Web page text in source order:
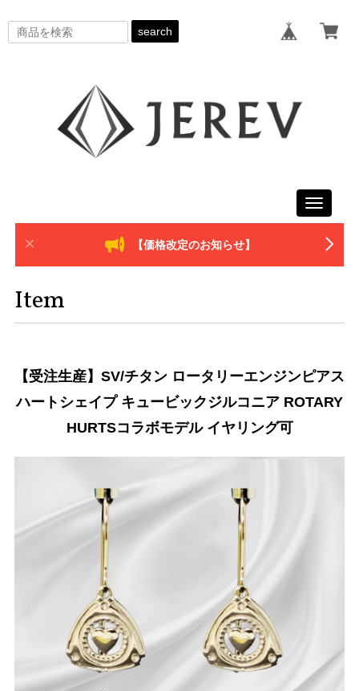
search
Toggle
【価格改定のお知らせ】
Item
【受注生産】SV/チタン ロータリーエンジンピアス
ハートシェイプ キュービックジルコニア ROTARY
HURTSコラボモデル イヤリング可